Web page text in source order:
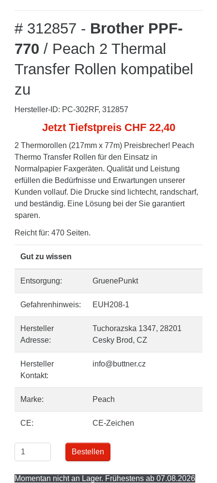
# 312857 - Brother PPF-
770 / Peach 2 Thermal
Transfer Rollen kompatibel
zu
Hersteller-ID: PC-302RF, 312857
Jetzt Tiefstpreis CHF 22,40
2 Thermorollen (217mm x 77m) Preisbrecher! Peach
Thermo Transfer Rollen für den Einsatz in
Normalpapier Faxgeräten. Qualität und Leistung
erfüllen die Bedürfnisse und Erwartungen unserer
Kunden vollauf. Die Drucke sind lichtecht, randscharf,
und beständig. Eine Lösung bei der Sie garantiert
sparen.
Reicht für: 470 Seiten.
Gut zu wissen
Entsorgung: GruenePunkt
Gefahrenhinweis: EUH208-1
Hersteller
Adresse:
Tuchorazska 1347, 28201
Cesky Brod, CZ
Hersteller
Kontakt:
info@buttner.cz
Marke: Peach
CE: CE-Zeichen
Bestellen
Momentan nicht an Lager. Frühestens ab 07.08.2026